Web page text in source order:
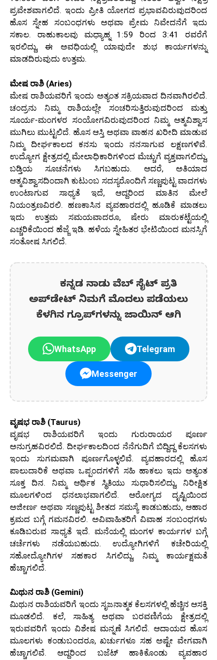
ಪ್ರವೇಶವಾಗಲಿದೆ. ಇಂದು ಪ್ರೀತಿ ಯೋಗದ ಪ್ರಭಾವವಿರುವುದರಿಂದ
ಹೊಸ ಸ್ನೇಹ ಸಂಬಂಧಗಳು ಅಥವಾ ಪ್ರೇಮ ನಿವೇದನೆಗೆ ಇದು
ಸಕಾಲ. ರಾಹುಕಾಲವು ಮಧ್ಯಾಹ್ನ 1:59 ರಿಂದ 3:41 ರವರೆಗೆ
ಇರಲಿದ್ದು, ಈ ಅವಧಿಯಲ್ಲಿ ಯಾವುದೇ ಶುಭ ಕಾರ್ಯಗಳನ್ನು
ಮಾಡದಿರುವುದು ಉತ್ತಮ.
ಮೇಷ ರಾಶಿ (Aries)
ಮೇಷ ರಾಶಿಯವರಿಗೆ ಇಂದು ಅತ್ಯಂತ ಸಕ್ರಿಯವಾದ ದಿನವಾಗಿರಲಿದೆ.
ಚಂದ್ರನು ನಿಮ್ಮ ರಾಶಿಯಲ್ಲೇ ಸಂಚರಿಸುತ್ತಿರುವುದರಿಂದ ಮತ್ತು
ಸೂರ್ಯ-ಮಂಗಳರ ಸಂಯೋಗವಿರುವುದರಿಂದ ನಿಮ್ಮ ಆತ್ಮವಿಶ್ವಾಸ
ಮುಗಿಲು ಮುಟ್ಟಲಿದೆ. ಹೊಸ ಆಸ್ತಿ ಅಥವಾ ವಾಹನ ಖರೀದಿ ಮಾಡುವ
ನಿಮ್ಮ ದೀರ್ಘಕಾಲದ ಕನಸು ಇಂದು ನನಸಾಗುವ ಲಕ್ಷಣಗಳಿವೆ.
ಉದ್ಯೋಗ ಕ್ಷೇತ್ರದಲ್ಲಿ ಮೇಲಾಧಿಕಾರಿಗಳಿಂದ ಮೆಚ್ಚುಗೆ ವ್ಯಕ್ತವಾಗಲಿದ್ದು,
ಬಡ್ತಿಯ ಸೂಚನೆಗಳು ಸಿಗಬಹುದು. ಆದರೆ, ಅತಿಯಾದ
ಆತ್ಮವಿಶ್ವಾಸದಿಂದಾಗಿ ಕುಟುಂಬ ಸದಸ್ಯರೊಂದಿಗೆ ಸಣ್ಣಪುಟ್ಟ ವಾದಗಳು
ಉಂಟಾಗುವ ಸಾಧ್ಯತೆ ಇದೆ, ಆದ್ದರಿಂದ ಮಾತಿನ ಮೇಲೆ
ನಿಯಂತ್ರಣವಿರಲಿ. ಹಣಕಾಸಿನ ವ್ಯವಹಾರದಲ್ಲಿ ಹೂಡಿಕೆ ಮಾಡಲು
ಇದು ಉತ್ತಮ ಸಮಯವಾದರೂ, ಷೇರು ಮಾರುಕಟ್ಟೆಯಲ್ಲಿ
ಎಚ್ಚರಿಕೆಯಿಂದ ಹೆಜ್ಜೆ ಇಡಿ. ಹಳೆಯ ಸ್ನೇಹಿತರ ಭೇಟಿಯಿಂದ ಮನಸ್ಸಿಗೆ
ಸಂತೋಷ ಸಿಗಲಿದೆ.
ಕನ್ನಡ ನಾಡು ವೆಬ್ ಸೈಟ್ ಪ್ರತಿ
ಅಪ್‌ಡೇಟ್‌ ನಿಮಗೆ ಮೊದಲು ಪಡೆಯಲು
ಕೆಳಗಿನ ಗ್ರೂಪ್‌ಗಳನ್ನು ಜಾಯಿನ್ ಆಗಿ
WhatsApp Telegram
Messenger
ವೃಷಭ ರಾಶಿ (Taurus)
ವೃಷಭ ರಾಶಿಯವರಿಗೆ ಇಂದು ಗುರುರಾಯರ ಪೂರ್ಣ
ಅನುಗ್ರಹವಿರಲಿದೆ. ದೀರ್ಘಕಾಲದಿಂದ ನೆನೆಗುದಿಗೆ ಬಿದ್ದಿದ್ದ ಕೆಲಸಗಳು
ಇಂದು ಸುಗಮವಾಗಿ ಪೂರ್ಣಗೊಳ್ಳಲಿವೆ. ವ್ಯವಹಾರದಲ್ಲಿ ಹೊಸ
ಪಾಲುದಾರಿಕೆ ಅಥವಾ ಒಪ್ಪಂದಗಳಿಗೆ ಸಹಿ ಹಾಕಲು ಇದು ಅತ್ಯಂತ
ಸೂಕ್ತ ದಿನ. ನಿಮ್ಮ ಆರ್ಥಿಕ ಸ್ಥಿತಿಯು ಸುಧಾರಿಸಲಿದ್ದು, ನಿರೀಕ್ಷಿತ
ಮೂಲಗಳಿಂದ ಧನಲಾಭವಾಗಲಿದೆ. ಆರೋಗ್ಯದ ದೃಷ್ಟಿಯಿಂದ
ಅಜೀರ್ಣ ಅಥವಾ ಸಣ್ಣಪುಟ್ಟ ಶೀತದ ಸಮಸ್ಯೆ ಕಾಡಬಹುದು, ಆಹಾರ
ಕ್ರಮದ ಬಗ್ಗೆ ಗಮನವಿರಲಿ. ಅವಿವಾಹಿತರಿಗೆ ವಿವಾಹ ಸಂಬಂಧಗಳು
ಕೂಡಿಬರುವ ಸಾಧ್ಯತೆ ಇದೆ. ಮನೆಯಲ್ಲಿ ಮಂಗಳ ಕಾರ್ಯಗಳ ಬಗ್ಗೆ
ಚರ್ಚೆಗಳು ನಡೆಯಬಹುದು. ಉದ್ಯೋಗಿಗಳಿಗೆ ಕಚೇರಿಯಲ್ಲಿ
ಸಹೋದ್ಯೋಗಿಗಳ ಸಹಕಾರ ಸಿಗಲಿದ್ದು, ನಿಮ್ಮ ಕಾರ್ಯಕ್ಷಮತೆ
ಹೆಚ್ಚಾಗಲಿದೆ.
ಮಿಥುನ ರಾಶಿ (Gemini)
ಮಿಥುನ ರಾಶಿಯವರಿಗೆ ಇಂದು ಸೃಜನಾತ್ಮಕ ಕೆಲಸಗಳಲ್ಲಿ ಹೆಚ್ಚಿನ ಆಸಕ್ತಿ
ಮೂಡಲಿದೆ. ಕಲೆ, ಸಾಹಿತ್ಯ ಅಥವಾ ಬರವಣಿಗೆಯ ಕ್ಷೇತ್ರದಲ್ಲಿ
ಇರುವವರಿಗೆ ಇಂದು ವಿಶೇಷ ಮನ್ನಣೆ ಸಿಗಲಿದೆ. ಆದಾಯದ ಹೊಸ
ಮೂಲಗಳು ಕಂಡುಬಂದರೂ, ಖರ್ಚುಗಳೂ ಸಹ ಅಷ್ಟೇ ವೇಗವಾಗಿ
ಹೆಚ್ಚಾಗಲಿವೆ. ಆದ್ದರಿಂದ ಬಜೆಟ್ ಹಾಕಿಕೊಂಡು ವ್ಯವಹಾರ